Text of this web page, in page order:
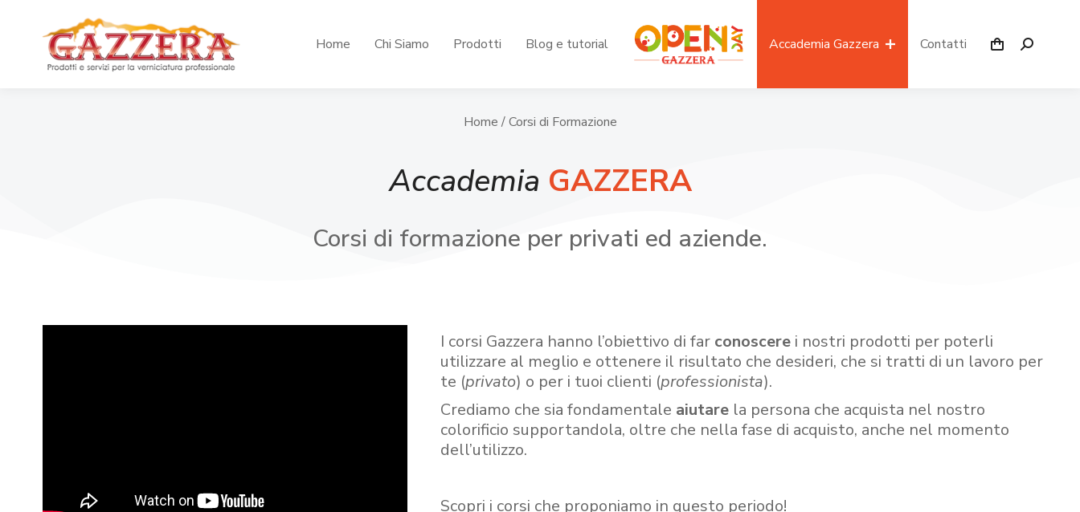
Home Chi Siamo Prodotti Blog e tutorial Accademia Gazzera Contatti
Home / Corsi di Formazione
Accademia GAZZERA
Corsi di formazione per privati ed aziende.
I corsi Gazzera hanno l’obiettivo di far conoscerei nostri prodotti per poterli
utilizzare al meglio e ottenere il risultato che desideri, che si tratti di un lavoro per
te (privato) o per i tuoi clienti (professionista).
Crediamo che sia fondamentale aiutare la persona che acquista nel nostro
colorificio supportandola, oltre che nella fase di acquisto, anche nel momento
dell’utilizzo.
Scopri i corsi che proponiamo in questo periodo!